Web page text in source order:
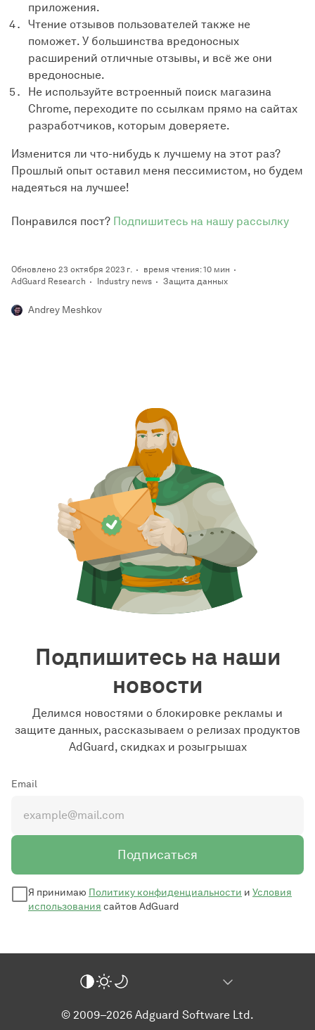
приложения.
Чтение отзывов пользователей также не
поможет. У большинства вредоносных
расширений отличные отзывы, и всё же они
вредоносные.
Не используйте встроенный поиск магазина
Chrome, переходите по ссылкам прямо на сайтах
разработчиков, которым доверяете.
Изменится ли что-нибудь к лучшему на этот раз?
Прошлый опыт оставил меня пессимистом, но будем
надеяться на лучшее!
Понравился пост? Подпишитесь на нашу рассылку
Обновлено 23 октября 2023 г.
время чтения: 10 мин
AdGuard Research
Industry news Защита данных
Andrey Meshkov
Подпишитесь на наши
новости
Делимся новостями о блокировке рекламы и
защите данных, рассказываем о релизах продуктов
AdGuard, скидках и розыгрышах
Email
Подписаться
Я принимаю Политику конфиденциальности и Условия
использования сайтов AdGuard
© 2009–2026 Adguard Software Ltd.